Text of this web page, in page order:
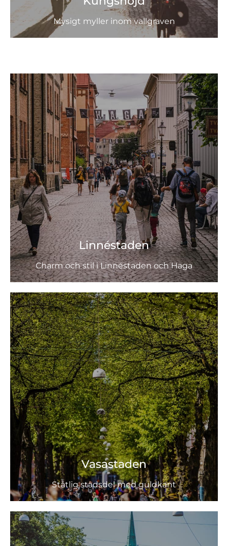
Mysigt myller inom vallgraven
Linnéstaden
Charm och stil i Linnéstaden och Haga
Vasastaden
Ståtlig stadsdel med guldkant